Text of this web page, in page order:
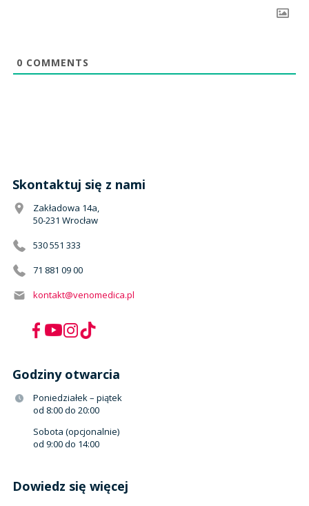
0 COMMENTS
Skontaktuj się z nami
Zakładowa 14a,
50-231 Wrocław
530 551 333
71 881 09 00
kontakt@venomedica.pl
Godziny otwarcia
Poniedziałek – piątek
od 8:00 do 20:00
Sobota (opcjonalnie)
od 9:00 do 14:00
Dowiedz się więcej